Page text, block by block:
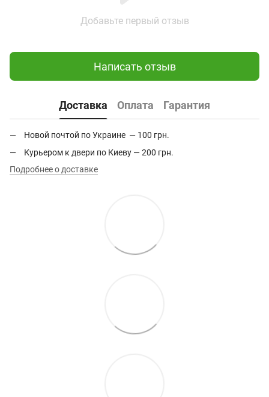
Добавьте первый отзыв
Написать отзыв
Доставка Оплата Гарантия
Новой почтой по Украине — 100 грн.
Курьером к двери по Киеву — 200 грн.
Подробнее о доставке